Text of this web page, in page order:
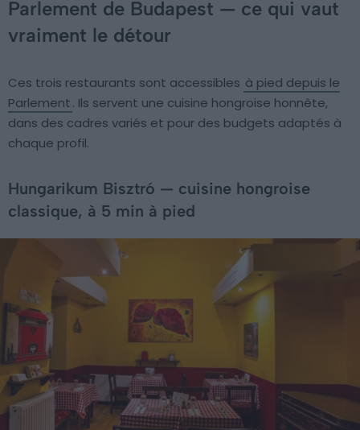
Parlement de Budapest — ce qui vaut
vraiment le détour
Ces trois restaurants sont accessibles à pied depuis le
Parlement. Ils servent une cuisine hongroise honnête,
dans des cadres variés et pour des budgets adaptés à
chaque profil.
Hungarikum Bisztró — cuisine hongroise
classique, à 5 min à pied